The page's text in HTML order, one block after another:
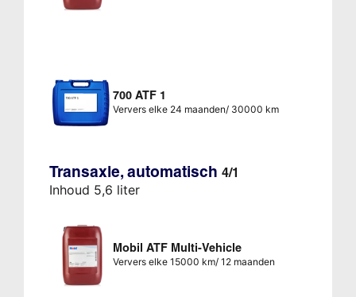
700 ATF 1
Ververs elke 24 maanden/ 30000 km
Transaxle, automatisch 4/1
Inhoud 5,6 liter
Mobil ATF Multi-Vehicle
Ververs elke 15000 km/ 12 maanden